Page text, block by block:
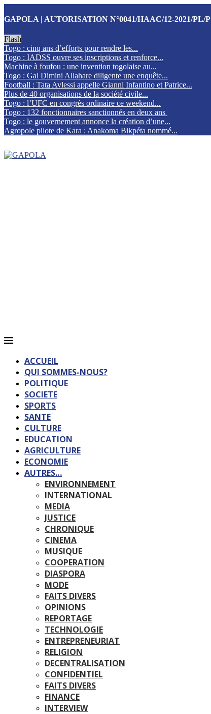
GAPOLA | AUTORISATION N°0041/HAAC/12-2021/PL/P
Flash
Togo : cinq ans d’efforts pour rendre les...
Togo : IADSS ouvre ses inscriptions et renforce...
Machine à foufou : une invention togolaise au...
Togo : Gal Dimini Allahare diligente une enquête...
Football : Tata Avlessi appelle Gianni Infantino et Patrice...
Plus de 40 organisations de la société civile...
Togo : l’UFC en congrès ordinaire ce weekend...
Togo : 132 fonctionnaires sanctionnés en deux ans
Togo : le gouvernement annonce la création d’une...
Agropole pilote de Kara : Anakoma Bikpéta nommé...
ACCUEIL
QUI SOMMES-NOUS?
POLITIQUE
SOCIETE
SPORTS
SANTE
CULTURE
EDUCATION
AGRICULTURE
ECONOMIE
AUTRES…
ENVIRONNEMENT
INTERNATIONAL
MEDIA
JUSTICE
CHRONIQUE
CINEMA
MUSIQUE
COOPERATION
DIASPORA
MODE
FAITS DIVERS
OPINIONS
REPORTAGE
TECHNOLOGIE
ENTREPRENEURIAT
RELIGION
DECENTRALISATION
CONFIDENTIEL
FAITS DIVERS
FINANCE
INTERVIEW